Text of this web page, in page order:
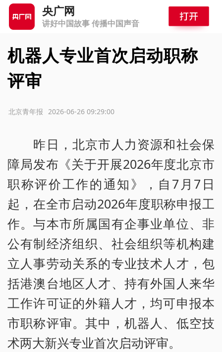
央广网
讲好中国故事 传播中国声音
机器人专业首次启动职称
评审
2026-06-26 09:29:00
北京青年报
昨日，北京市人力资源和社会保
障局发布《关于开展2026年度北京市
职称评价工作的通知》，自7月7日
起，在全市启动2026年度职称申报工
作。与本市所属国有企事业单位、非
公有制经济组织、社会组织等机构建
立人事劳动关系的专业技术人才，包
括港澳台地区人才、持有外国人来华
工作许可证的外籍人才，均可申报本
市职称评审。其中，机器人、低空技
术两大新兴专业首次启动评审。